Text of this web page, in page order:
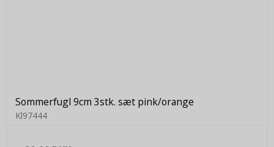
Sommerfugl 9cm 3stk. sæt pink/orange
Kl97444